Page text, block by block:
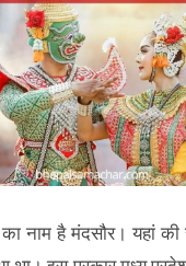
नाम है मंदसौर। यहां की